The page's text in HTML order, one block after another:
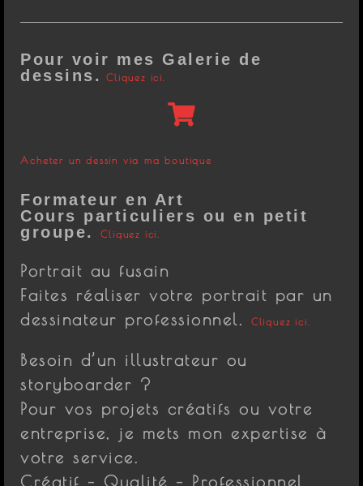
Pour voir mes Galerie de
dessins.
Cliquez ici.
Acheter un dessin via ma boutique
Formateur en Art
Cours particuliers ou en petit
groupe.Cliquez ici.
Portrait au fusain
Faites réaliser votre portrait par un
dessinateur professionnel.
Cliquez ici.
Besoin d’un illustrateur ou
storyboarder ?
Pour vos projets créatifs ou votre
entreprise, je mets mon expertise à
votre service.
Créatif – Qualité – Professionnel